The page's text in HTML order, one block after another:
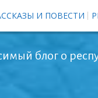
И ПОВЕСТИ
блог о